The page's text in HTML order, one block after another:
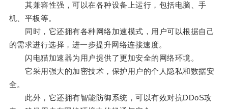
其兼容性强，可以在各种设备上运行，包括电脑、手
机、平板等。
同时，它还拥有各种网络加速模式，用户可以根据自己
的需求进行选择，进一步提升网络连接速度。
闪电猫加速器为用户提供了更加安全的网络环境。
它采用强大的加密技术，保护用户的个人隐私和数据安
全。
此外，它还拥有智能防御系统，可以有效对抗DDoS攻